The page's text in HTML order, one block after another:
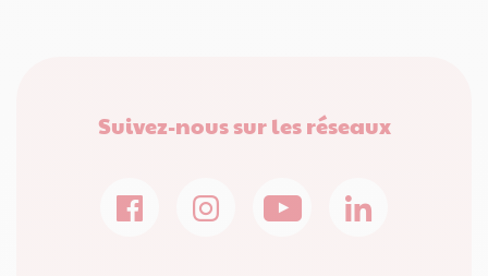
Suivez-nous sur les réseaux